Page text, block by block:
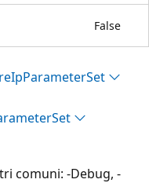
False
IpParameterSet
Set
comuni: -Debug, -